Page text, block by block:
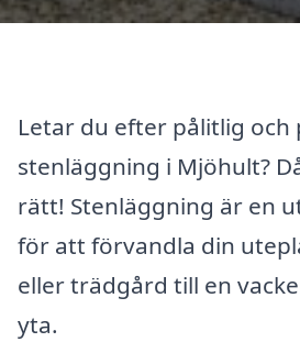
Letar du efter pålitlig och
stenläggning i Mjöhult?
rätt! Stenläggning är en
för att förvandla din
eller trädgård till en
yta.